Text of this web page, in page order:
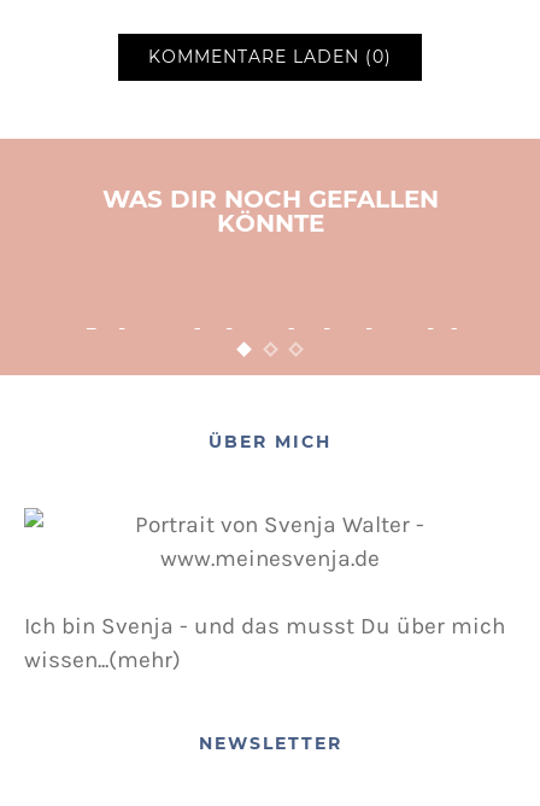
KOMMENTARE LADEN (0)
WAS DIR NOCH GEFALLEN
KÖNNTE
Adventsbasteln leicht
gemacht
POSTED ON
ÜBER MICH
Ich bin Svenja - und das musst Du über mich
wissen...(mehr)
NEWSLETTER